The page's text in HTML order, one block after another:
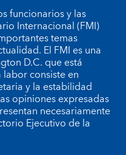
funcionarios y las
Internacional (FMI)
temas
El FMI es una
D.C. que está
consiste en
y la estabilidad
opiniones expresadas
necesariamente
Ejecutivo de la